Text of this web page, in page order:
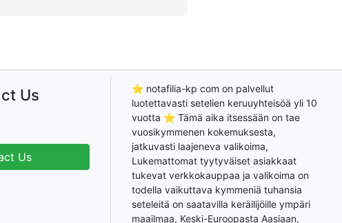
Us
Us
⭐ notafilia-kp com on palvellut
luotettavasti setelien keruuyhteisöä yli 10
vuotta ⭐ Tämä aika itsessään on tae
vuosikymmenen kokemuksesta,
jatkuvasti laajeneva valikoima,
Lukemattomat tyytyväiset asiakkaat
tukevat verkkokauppaa ja valikoima on
todella vaikuttava kymmeniä tuhansia
seteleitä on saatavilla keräilijöille ympäri
maailmaa, Keski-Euroopasta Aasiaan,